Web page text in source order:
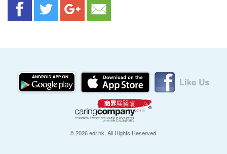
© 2026 edr.hk, All Rights Reserved.